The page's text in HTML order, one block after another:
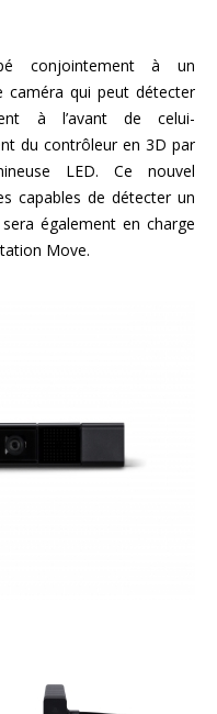
conjointement à un
caméra qui peut détecter
à l’avant de celui-
du contrôleur en 3D par
LED. Ce nouvel
capables de détecter un
également en charge
Move.